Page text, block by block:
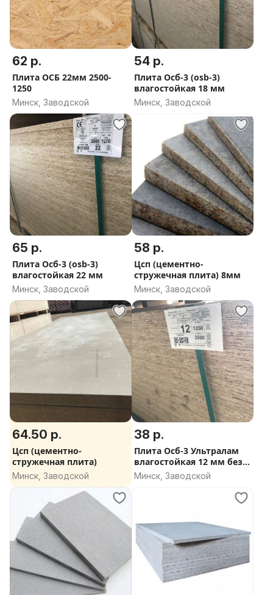
62 р.
Плита ОСБ 22мм 2500-
1250
Минск, Заводской
54 р.
Плита Осб-3 (osb-3)
влагостойкая 18 мм
Минск, Заводской
65 р.
Плита Осб-3 (osb-3)
влагостойкая 22 мм
Минск, Заводской
58 р.
Цсп (цементно-
стружечная плита) 8мм
Минск, Заводской
64.50 р.
Цсп (цементно-
стружечная плита)
Минск, Заводской
38 р.
Плита Осб-3 Ультралам
влагостойкая 12 мм без
формальдегида
Минск, Заводской